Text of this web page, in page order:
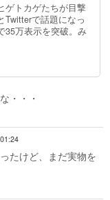
ゲトカゲたちが目撃
Twitterで話題になっ
35万表示を突破。み
・・・
たけど、まだ実物を